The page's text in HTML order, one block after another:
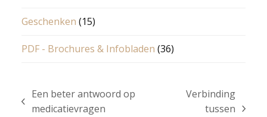
Geschenken (15)
PDF - Brochures & Infobladen (36)
previous
Een beter antwoord op
medicatievragen
Verbinding
tussen